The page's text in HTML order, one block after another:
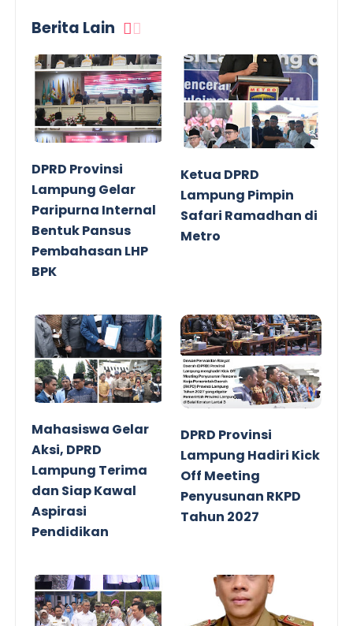
Berita Lain
DPRD Provinsi
Lampung Gelar
Paripurna Internal
Bentuk Pansus
Pembahasan LHP
BPK
Ketua DPRD
Lampung Pimpin
Safari Ramadhan di
Metro
Mahasiswa Gelar
Aksi, DPRD
Lampung Terima
dan Siap Kawal
Aspirasi
Pendidikan
DPRD Provinsi
Lampung Hadiri Kick
Off Meeting
Penyusunan RKPD
Tahun 2027